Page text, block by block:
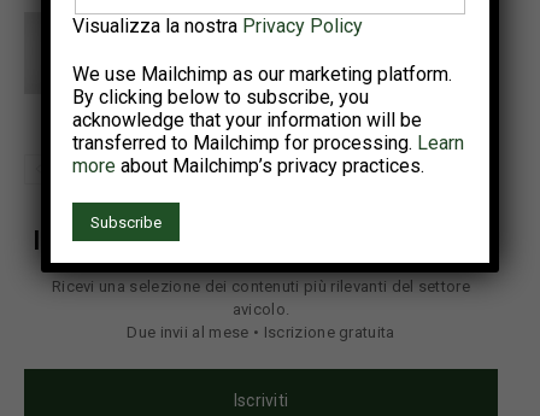
Lubing – Innovazione
verticale a 90° che elimina
pericolosi trasferimenti
Iscriviti alla newsletter di Zootecnica
Ricevi una selezione dei contenuti più rilevanti del settore
avicolo.
Due invii al mese • Iscrizione gratuita
Iscriviti
Visualizza la nostra Privacy Policy
We use Mailchimp as our marketing platform.
By clicking below to subscribe, you
acknowledge that your information will be
transferred to Mailchimp for processing. Learn
more about Mailchimp’s privacy practices.